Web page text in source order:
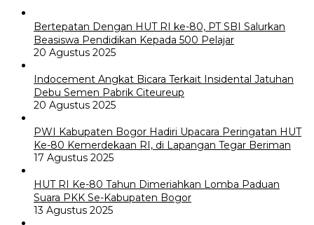
Bertepatan Dengan HUT RI ke-80, PT SBI Salurkan
Beasiswa Pendidikan Kepada 500 Pelajar
20 Agustus 2025
Indocement Angkat Bicara Terkait Insidental Jatuhan
Debu Semen Pabrik Citeureup
20 Agustus 2025
PWI Kabupaten Bogor Hadiri Upacara Peringatan HUT
Ke-80 Kemerdekaan RI, di Lapangan Tegar Beriman
17 Agustus 2025
HUT RI Ke-80 Tahun Dimeriahkan Lomba Paduan
Suara PKK Se-Kabupaten Bogor
13 Agustus 2025